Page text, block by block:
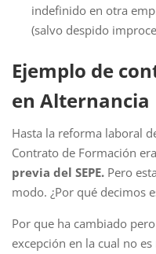
indefinido en otra
(salvo despido
Ejemplo de
en Alternancia
Hasta la reforma laboral
Contrato de Formación
previa del SEPE. Pero
modo. ¿Por qué decimos
Por que ha cambiado
excepción en la cual no